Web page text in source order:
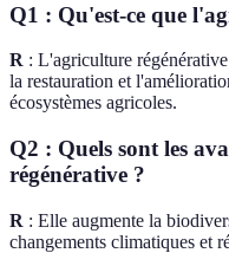
Q1 : Qu'est-ce que
R : L'agriculture
la restauration et
écosystèmes agricoles.
Q2 : Quels sont les
régénérative ?
R : Elle augmente la
changements climatiques et